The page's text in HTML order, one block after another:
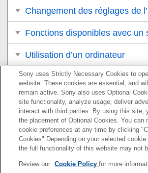
Changement des réglages de
Fonctions disponibles avec un
Utilisation d’un ordinateur
Utilisation du service de cloud
Annexe
Si vous avez des problèmes
Pour plus d’informations sur la
Sony uses Strictly Necessary Cookies to
website. These cookies are essential, and
remain active. Sony also uses Optional
site functionality, analyze usage, deliver
interact with third parties. By using this site,
the placement of Optional Cookies. You can
cookie preferences at any time by clicking
Cookies" Depending on your selected cookie
the full functionality of this website may not
Review our Cookie Policyfor more